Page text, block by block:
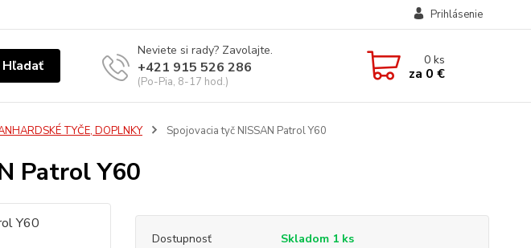
Prihlásenie
Hľadať
Neviete si rady? Zavolajte.
+421 915 526 286
(Po-Pia, 8-17 hod.)
0ks
za 0 €
TYČE, DOPLNKY Spojovacia tyč NISSAN Patrol Y60
Patrol Y60
Dostupnosť
Skladom 1 ks